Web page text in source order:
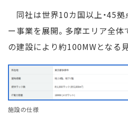
同社は世界10カ国以上・45
ー事業を展開。多摩エリア全体
の建設により約100MWとなる
施設の仕様